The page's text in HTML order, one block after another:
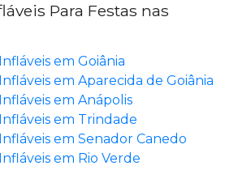
Para Festas nas
em Goiânia
em Aparecida de Goiânia
em Anápolis
em Trindade
em Senador Canedo
em Rio Verde